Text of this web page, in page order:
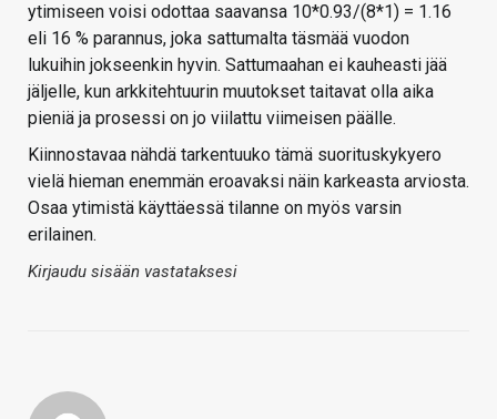
ytimiseen voisi odottaa saavansa 10*0.93/(8*1) = 1.16
eli 16 % parannus, joka sattumalta täsmää vuodon
lukuihin jokseenkin hyvin. Sattumaahan ei kauheasti jää
jäljelle, kun arkkitehtuurin muutokset taitavat olla aika
pieniä ja prosessi on jo viilattu viimeisen päälle.
Kiinnostavaa nähdä tarkentuuko tämä suorituskykyero
vielä hieman enemmän eroavaksi näin karkeasta arviosta.
Osaa ytimistä käyttäessä tilanne on myös varsin
erilainen.
Kirjaudu sisään vastataksesi